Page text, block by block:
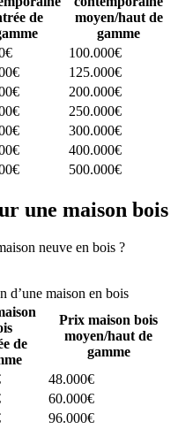
de
moyen/haut de
gamme
100.000€
125.000€
200.000€
250.000€
300.000€
400.000€
500.000€
une maison bois
neuve en bois ?
d’une maison en bois
de
Prix maison bois
moyen/haut de
gamme
48.000€
60.000€
96.000€